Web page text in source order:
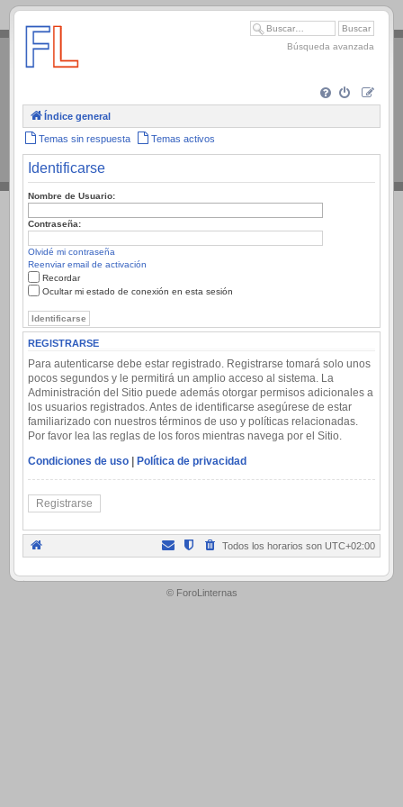
.
Búsqueda avanzada
Índice general
Temas sin respuesta Temas activos
Identificarse
Nombre de Usuario:
Contraseña:
Olvidé mi contraseña
Reenviar email de activación
Recordar
Ocultar mi estado de conexión en esta sesión
REGISTRARSE
Para autenticarse debe estar registrado. Registrarse tomará solo unos
pocos segundos y le permitirá un amplio acceso al sistema. La
Administración del Sitio puede además otorgar permisos adicionales a
los usuarios registrados. Antes de identificarse asegúrese de estar
familiarizado con nuestros términos de uso y políticas relacionadas.
Por favor lea las reglas de los foros mientras navega por el Sitio.
Condiciones de uso | Política de privacidad
Registrarse
Todos los horarios son UTC+02:00
.
© ForoLinternas